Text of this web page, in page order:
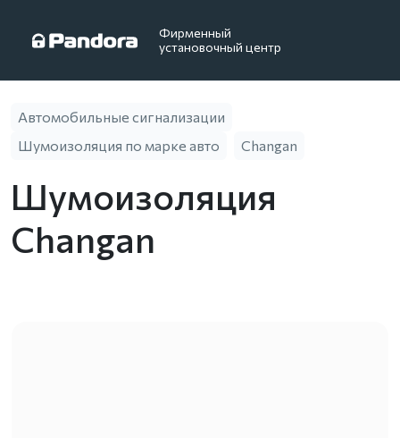
Фирменный
установочный центр
Автомобильные сигнализации
Шумоизоляция по марке авто
Changan
Шумоизоляция
Changan